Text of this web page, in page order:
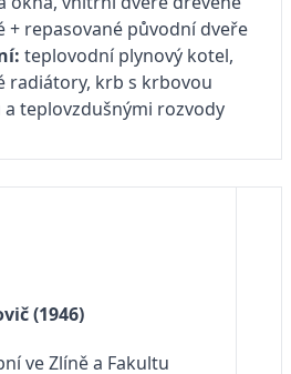
+ repasované původní dveře
teplovodní plynový kotel,
radiátory, krb s krbovou
a teplovzdušnými rozvody
(1946)
ve Zlíně a Fakultu